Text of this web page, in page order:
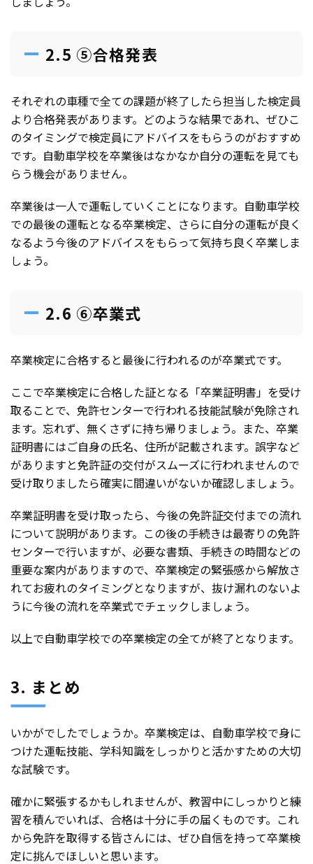
2.5 ⑤合格発表
それぞれの車種で全ての課題が終了したら担当した検定員
より合格発表があります。どのような結果であれ、ぜひこ
のタイミングで検定員にアドバイスをもらうのがおすすめ
です。自動車学校を卒業後はなかなか自分の運転を見ても
らう機会がありません。
卒業後は一人で運転していくことになります。自動車学校
での最後の運転となる卒業検定、さらに自分の運転が良く
なるよう今後のアドバイスをもらって気持ち良く卒業しま
しょう。
2.6 ⑥卒業式
卒業検定に合格すると最後に行われるのが卒業式です。
ここで卒業検定に合格した証となる「卒業証明書」を受け
取ることで、免許センターで行われる技能試験が免除され
ます。忘れず、無くさずに持ち帰りましょう。また、卒業
証明書にはご自身の氏名、住所が記載されます。誤字など
がありますと免許証の交付がスムーズに行われませんので
受け取りましたら確実に間違いがないか確認しましょう。
卒業証明書を受け取ったら、今後の免許証交付までの流れ
について説明があります。この後の手続きは最寄りの免許
センターで行いますが、必要な書類、手続きの時間などの
重要な案内がありますので、卒業検定の緊張感から解放さ
れてお疲れのタイミングとなりますが、抜け漏れのないよ
うに今後の流れを卒業式でチェックしましょう。
以上で自動車学校での卒業検定の全てが終了となります。
3. まとめ
いかがでしたでしょうか。卒業検定は、自動車学校で身に
つけた運転技能、学科知識をしっかりと活かすための大切
な試験です。
確かに緊張するかもしれませんが、教習中にしっかりと練
習を積んでいれば、合格は十分に手の届くものです。これ
から免許を取得する皆さんには、ぜひ自信を持って卒業検
定に挑んでほしいと思います。